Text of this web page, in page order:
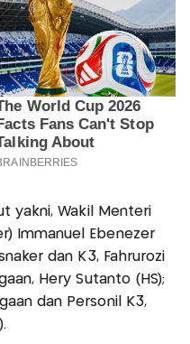
yakni, Wakil Menteri
Immanuel Ebenezer
dan K3, Fahrurozi
Hery Sutanto (HS);
dan Personil K3,